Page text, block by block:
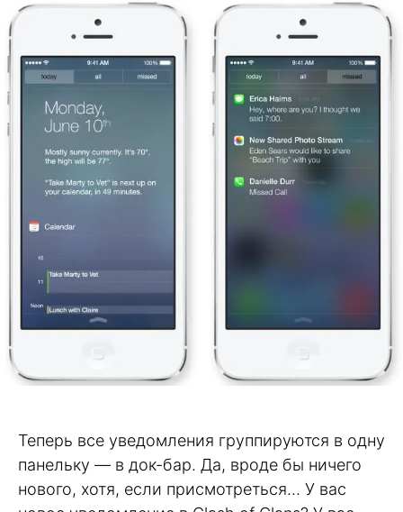
Теперь все уведомления группируются в одну
панельку — в док-бар. Да, вроде бы ничего
нового, хотя, если присмотреться… У вас